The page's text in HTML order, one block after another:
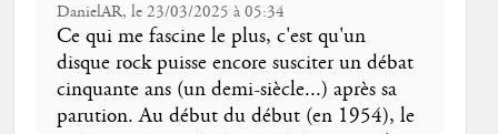
DanielAR, le 23/03/2025 à 05:34
Ce qui me fascine le plus, c'est qu'un
disque rock puisse encore susciter un débat
cinquante ans (un demi-siècle...) après sa
parution. Au début du début (en 1954), le